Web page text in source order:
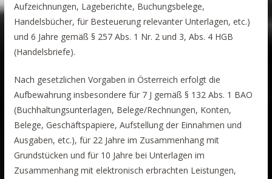
Aufzeichnungen, Lageberichte, Buchungsbelege,
Handelsbücher, für Besteuerung relevanter Unterlagen, etc.)
und 6 Jahre gemäß § 257 Abs. 1 Nr. 2 und 3, Abs. 4 HGB
(Handelsbriefe).
Nach gesetzlichen Vorgaben in Österreich erfolgt die
Aufbewahrung insbesondere für 7 J gemäß § 132 Abs. 1 BAO
(Buchhaltungsunterlagen, Belege/Rechnungen, Konten,
Belege, Geschäftspapiere, Aufstellung der Einnahmen und
Ausgaben, etc.), für 22 Jahre im Zusammenhang mit
Grundstücken und für 10 Jahre bei Unterlagen im
Zusammenhang mit elektronisch erbrachten Leistungen,